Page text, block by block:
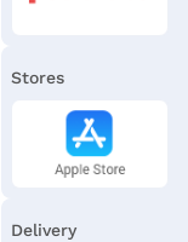
Stores
Delivery